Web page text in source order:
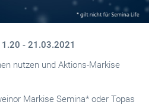
- 21.03.2021
nutzen und Aktions-Markise
Markise Semina* oder Topas